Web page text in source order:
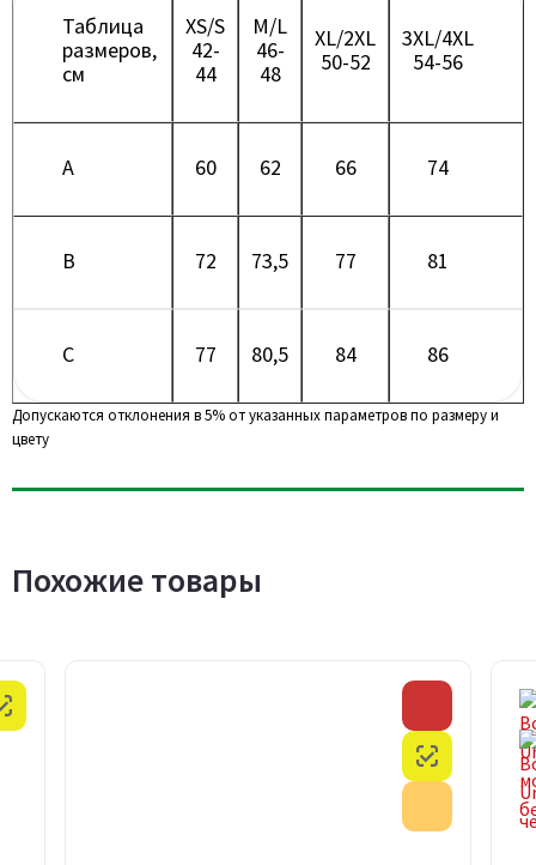
Таблица
размеров,
см
XS/S
42-
44
M/L
46-
48
XL/2XL
50-52
3XL/4XL
54-56
A 60 62 66 74
B 72 73,5 77 81
C 77 80,5 84 86
Допускаются отклонения в 5% от указанных параметров по размеру и
цвету
Похожие товары
Честный